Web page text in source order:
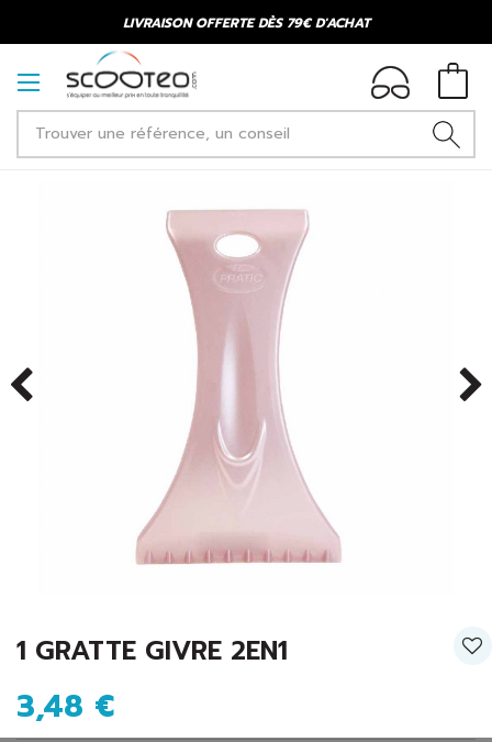
LIVRAISON OFFERTE DÈS 79€ D'ACHAT
1 GRATTE GIVRE 2EN1
3,48 €